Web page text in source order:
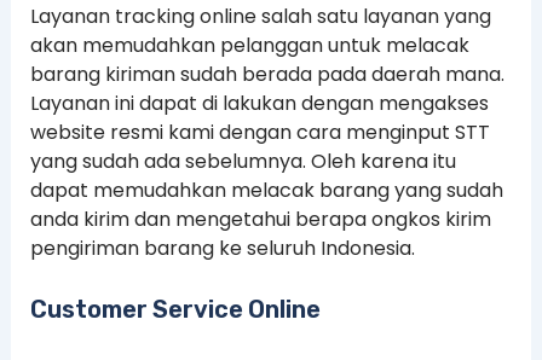
Layanan tracking online salah satu layanan yang
akan memudahkan pelanggan untuk melacak
barang kiriman sudah berada pada daerah mana.
Layanan ini dapat di lakukan dengan mengakses
website resmi kami dengan cara menginput STT
yang sudah ada sebelumnya. Oleh karena itu
dapat memudahkan melacak barang yang sudah
anda kirim dan mengetahui berapa ongkos kirim
pengiriman barang ke seluruh Indonesia.
Customer Service Online